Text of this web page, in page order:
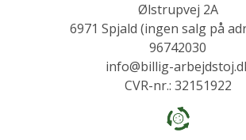
Ølstrupvej 2A
6971 Spjald (ingen salg på
96742030
info@billig-
CVR-nr.: 32151922